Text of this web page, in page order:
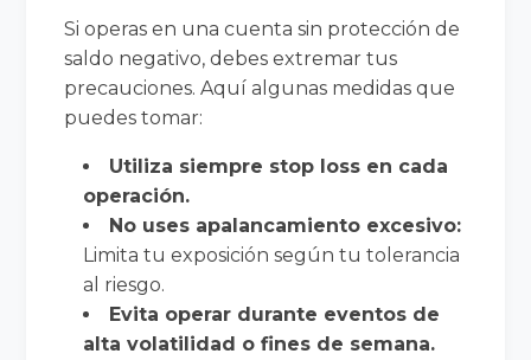
Si operas en una cuenta sin protección de
saldo negativo, debes extremar tus
precauciones. Aquí algunas medidas que
puedes tomar:
Utiliza siempre stop loss en cada
operación.
No uses apalancamiento excesivo:
Limita tu exposición según tu tolerancia
al riesgo.
Evita operar durante eventos de
alta volatilidad o fines de semana.